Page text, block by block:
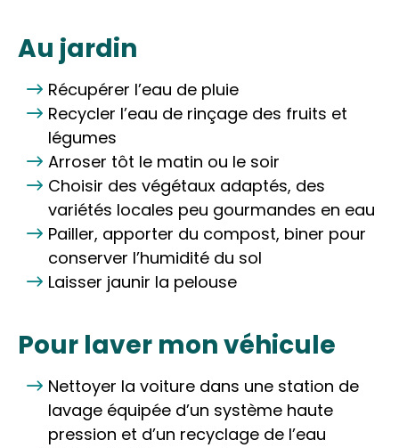
Au jardin
Récupérer l’eau de pluie
Recycler l’eau de rinçage des fruits et
légumes
Arroser tôt le matin ou le soir
Choisir des végétaux adaptés, des
variétés locales peu gourmandes en eau
Pailler, apporter du compost, biner pour
conserver l’humidité du sol
Laisser jaunir la pelouse
Pour laver mon véhicule
Nettoyer la voiture dans une station de
lavage équipée d’un système haute
pression et d’un recyclage de l’eau